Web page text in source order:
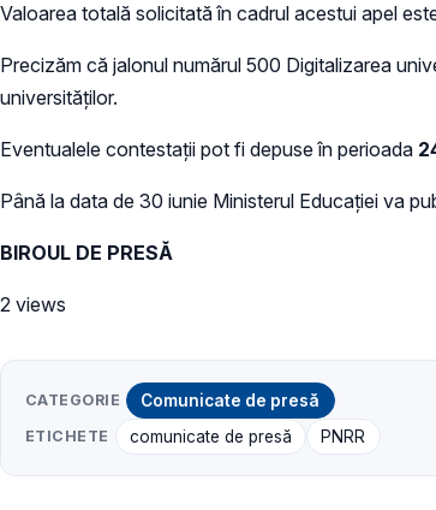
Valoarea totală solicitată în cadrul acestui apel
Precizăm că jalonul numărul 500 Digitalizarea
universităților.
Eventualele contestații pot fi depuse în perioada
Până la data de 30 iunie Ministerul Educației va
BIROUL DE PRESĂ
2 views
CATEGORIE Comunicate de presă
ETICHETE comunicate de presă PNRR